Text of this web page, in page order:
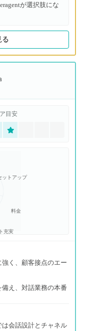
が選択肢にな
る
目安
ットアップ
料金
充実
く、顧客接点のエー
え、対話業務の本番
は会話設計とチャネル